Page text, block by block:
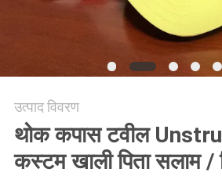
उत्पाद विवरण
थोक कपास टवील
कस्टम खाली पिता सलाम /